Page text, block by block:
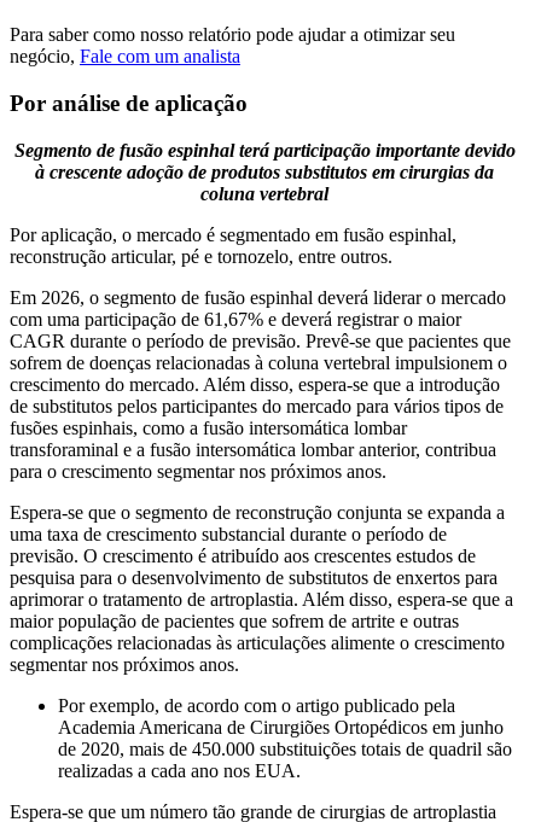
Para saber como nosso relatório pode ajudar a otimizar seu
negócio, Fale com um analista
Por análise de aplicação
Segmento de fusão espinhal terá participação importante devido
à crescente adoção de produtos substitutos em cirurgias da
coluna vertebral
Por aplicação, o mercado é segmentado em fusão espinhal,
reconstrução articular, pé e tornozelo, entre outros.
Em 2026, o segmento de fusão espinhal deverá liderar o mercado
com uma participação de 61,67% e deverá registrar o maior
CAGR durante o período de previsão. Prevê-se que pacientes que
sofrem de doenças relacionadas à coluna vertebral impulsionem o
crescimento do mercado. Além disso, espera-se que a introdução
de substitutos pelos participantes do mercado para vários tipos de
fusões espinhais, como a fusão intersomática lombar
transforaminal e a fusão intersomática lombar anterior, contribua
para o crescimento segmentar nos próximos anos.
Espera-se que o segmento de reconstrução conjunta se expanda a
uma taxa de crescimento substancial durante o período de
previsão. O crescimento é atribuído aos crescentes estudos de
pesquisa para o desenvolvimento de substitutos de enxertos para
aprimorar o tratamento de artroplastia. Além disso, espera-se que a
maior população de pacientes que sofrem de artrite e outras
complicações relacionadas às articulações alimente o crescimento
segmentar nos próximos anos.
Por exemplo, de acordo com o artigo publicado pela
Academia Americana de Cirurgiões Ortopédicos em junho
de 2020, mais de 450.000 substituições totais de quadril são
realizadas a cada ano nos EUA.
Espera-se que um número tão grande de cirurgias de artroplastia